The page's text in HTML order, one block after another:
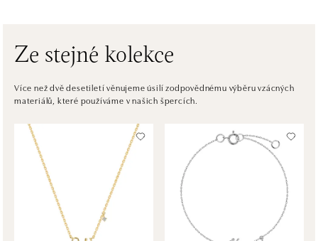
ALOve OC Eurovea, Bratislava
Pribinova 8, 811 09 Bratislava
tel.: +421917090467
HALADA OC Avion, Bratislava
Ivanská cesta 16, 821 04 Bratislava
tel.: +421 917 090 372
zítra otevřeno od 09:00
Ze stejné kolekce
Více než dvě desetiletí věnujeme úsilí zodpovědnému výběru vzácných
materiálů, které používáme v našich špercích.